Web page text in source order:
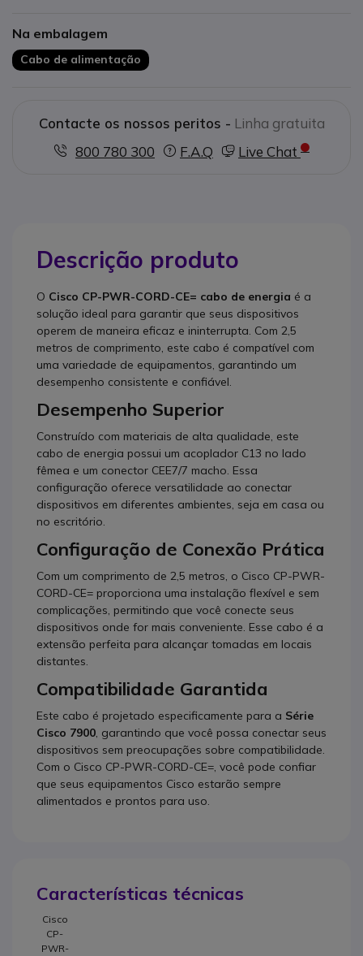
Na embalagem
Cabo de alimentação
Contacte os nossos peritos - Linha gratuita
800 780 300
F.A.Q Live Chat
Descrição produto
O Cisco CP-PWR-CORD-CE= cabo de energia é a
solução ideal para garantir que seus dispositivos
operem de maneira eficaz e ininterrupta. Com 2,5
metros de comprimento, este cabo é compatível com
uma variedade de equipamentos, garantindo um
desempenho consistente e confiável.
Desempenho Superior
Construído com materiais de alta qualidade, este
cabo de energia possui um acoplador C13 no lado
fêmea e um conector CEE7/7 macho. Essa
configuração oferece versatilidade ao conectar
dispositivos em diferentes ambientes, seja em casa ou
no escritório.
Configuração de Conexão Prática
Com um comprimento de 2,5 metros, o Cisco CP-PWR-
CORD-CE= proporciona uma instalação flexível e sem
complicações, permitindo que você conecte seus
dispositivos onde for mais conveniente. Esse cabo é a
extensão perfeita para alcançar tomadas em locais
distantes.
Compatibilidade Garantida
Este cabo é projetado especificamente para a Série
Cisco 7900 , garantindo que você possa conectar seus
dispositivos sem preocupações sobre compatibilidade.
Com o Cisco CP-PWR-CORD-CE=, você pode confiar
que seus equipamentos Cisco estarão sempre
alimentados e prontos para uso.
Características técnicas
Cisco
CP-
PWR-